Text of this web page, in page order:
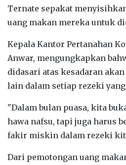
Ternate sepakat
uang makan mereka untuk
Kepala Kantor Pertanahan
Anwar, mengungkapkan
didasari atas kesadaran
lain dalam setiap rezeki
"Dalam bulan puasa, kita
hawa nafsu, tapi juga harus
fakir miskin dalam rezeki
Dari pemotongan uang